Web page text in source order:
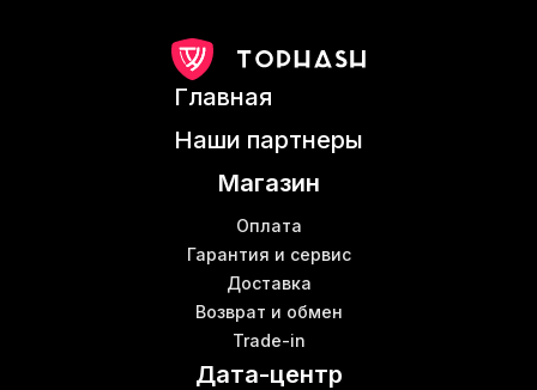
Bitmain antminer d5
Antminer innosilicon
Шумоглушитель для асика
Главная
Наши партнеры
Магазин
Оплата
Гарантия и сервис
Доставка
Возврат и обмен
Trade-in
Дата-центр